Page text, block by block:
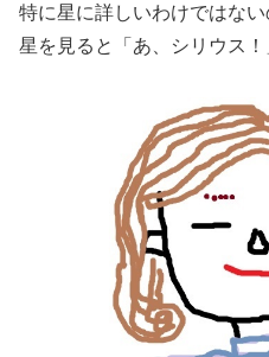
特に星に詳しいわけではな
星を見ると「あ、シリウス！